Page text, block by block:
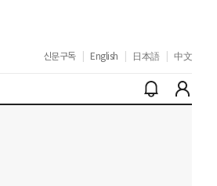
신문구독 English 日本語 中文